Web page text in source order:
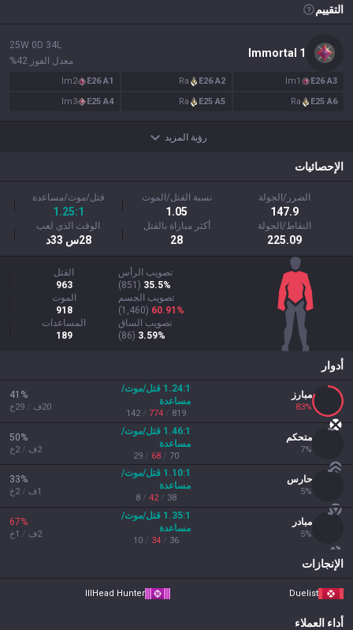
التقييم
Immortal 1
25W 0 D 34L
معدل الفوز 42
%
E26A3
Im1
E26A2
Ra
E26A1
Im2
E25 A6
Ra
E25 A5
Ra
E25 A4
Im3
رؤية المزيد
الإحصائيات
الضرر/الجولة
147.9
نسبة القتل/الموت
1.05
قتل/موت/مساعدة
1.25:1
النقاط/الجولة
225.09
أكثر مباراة بالقتل
28
الوقت الذي لعب
28س 33د
تصويب الرأس
35.5%
(
851
)
القتل
963
تصويب الجسم
60.91%
(
1,460
)
الموت
918
تصويب الساق
3.59%
(
86
)
المساعدات
189
أدوار
مبارز
83%
1.24:1
قتل/موت/
مساعدة
819
/
774
/
142
41 %
20ف /
29خ
متحكم
7%
1.46:1
قتل/موت/
مساعدة
70
/
68
/
29
50%
2ف /
2خ
حارس
5%
1.10:1
قتل/موت/
مساعدة
38
/
42
/
8
33%
1ف /
2خ
مبادر
5%
1.35:1
قتل/موت/
مساعدة
36
/
34
/
10
67%
2ف /
1خ
الإنجازات
Duelist
Head Hunter
III
أداء العملاء
Gigs
limba română
português
简体中文
繁體中文
српски језик
italiano
Tiếng Việt